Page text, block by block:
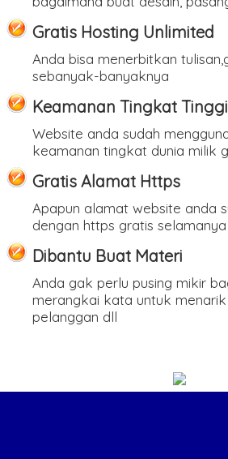
Gratis Hosting Unlimited
Anda bisa menerbitkan
sebanyak-banyaknya
Keamanan Tingkat Tinggi
Website anda sudah
keamanan tingkat dunia milik
Gratis Alamat Https
Apapun alamat website anda
dengan https gratis selamanya
Dibantu Buat Materi
Anda gak perlu pusing mikir
merangkai kata untuk
pelanggan dll